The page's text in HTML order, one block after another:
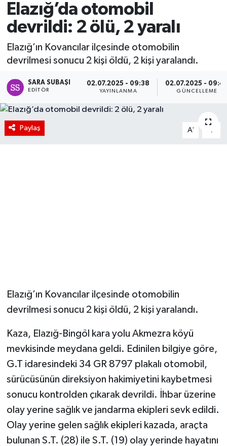
Elazığ’da otomobil
devrildi: 2 ölü, 2 yaralı
Elazığ’ın Kovancılar ilçesinde otomobilin
devrilmesi sonucu 2 kişi öldü, 2 kişi yaralandı.
SARA SUBAŞI
EDITÖR
02.07.2025 - 09:38
YAYINLANMA
02.07.2025 -
GÜNCELLEME
Paylaş A- A
Elazığ’ın Kovancılar ilçesinde otomobilin
devrilmesi sonucu 2 kişi öldü, 2 kişi yaralandı.
Kaza, Elazığ-Bingöl kara yolu Akmezra köyü
mevkisinde meydana geldi. Edinilen bilgiye göre,
G.T idaresindeki 34 GR 8797 plakalı otomobil,
sürücüsünün direksiyon hakimiyetini kaybetmesi
sonucu kontrolden çıkarak devrildi. İhbar üzerine
olay yerine sağlık ve jandarma ekipleri sevk edildi.
Olay yerine gelen sağlık ekipleri kazada, araçta
bulunan S.T. (28) ile S.T. (19) olay yerinde hayatını
Yaşam